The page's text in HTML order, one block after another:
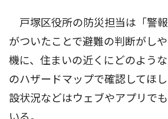
戸塚区役所の防災担当は「警
がついたことで避難の判断がし
機に、住まいの近くにどのよう
のハザードマップで確認してほ
設状況などはウェブやアプリで